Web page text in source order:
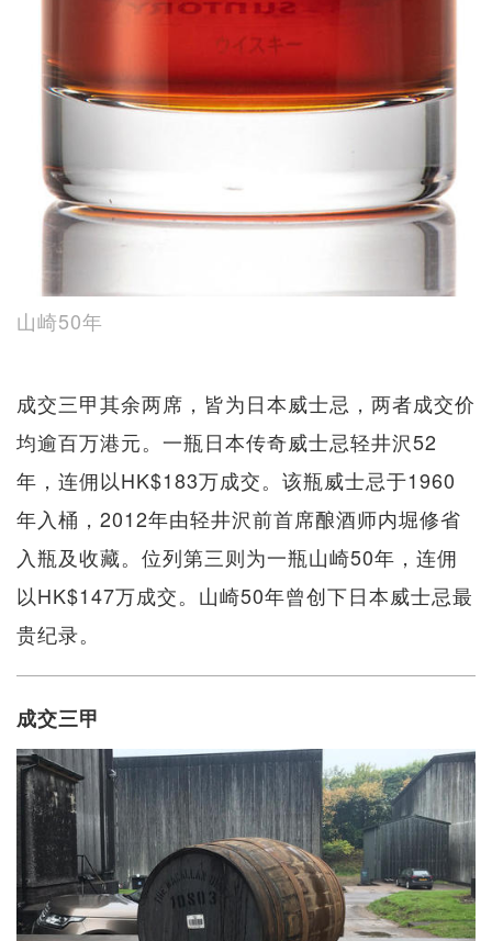
山崎50年
成交三甲其余两席，皆为日本威士忌，两者成交价
均逾百万港元。一瓶日本传奇威士忌轻井沢52
年，连佣以HK$183万成交。该瓶威士忌于1960
年入桶，2012年由轻井沢前首席酿酒师内堀修省
入瓶及收藏。位列第三则为一瓶山崎50年，连佣
以HK$147万成交。山崎50年曾创下日本威士忌最
贵纪录。
成交三甲